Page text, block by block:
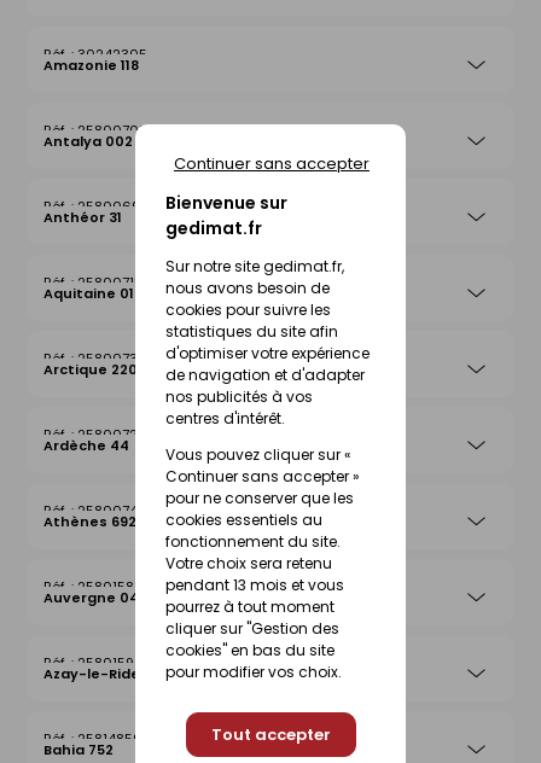
Bienvenue sur
gedimat.fr
Sur notre site gedimat.fr,
nous avons besoin de
cookies pour suivre les
statistiques du site afin
d'optimiser votre expérience
de navigation et d'adapter
nos publicités à vos
centres d'intérêt.
Vous pouvez cliquer sur «
Continuer sans accepter »
pour ne conserver que les
cookies essentiels au
fonctionnement du site.
Votre choix sera retenu
pendant 13 mois et vous
pourrez à tout moment
cliquer sur "Gestion des
cookies" en bas du site
pour modifier vos choix.
Tout accepter
Continuer sans accepter
30242305
Amazonie 118
25800708
Antalya 002
25800692
Anthéor 31
25800715
Aquitaine 019
25800739
Arctique 220
25800722
Ardèche 44
25800746
Athènes 692
25801583
Auvergne 042
25801590
Azay-le-Rideau 026
25814859
Bahia 752